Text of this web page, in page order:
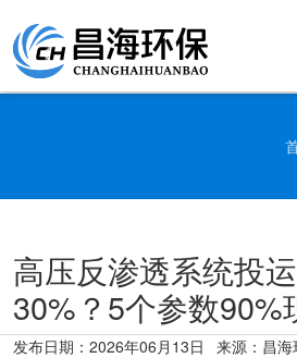
高压反渗透系统投
30%？5个参数90%
发布日期： 2026年06月13日 来源：昌海